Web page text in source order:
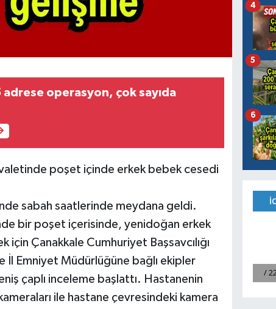
operasyon, çok sayıda
poşet içinde erkek bebek cesedi
sabah saatlerinde meydana geldi.
bir poşet içerisinde, yenidoğan erkek
Çanakkale Cumhuriyet Başsavcılığı
İl Emniyet Müdürlüğüne bağlı ekipler
çaplı inceleme başlattı. Hastanenin
ile hastane çevresindeki kamera
4
5
6